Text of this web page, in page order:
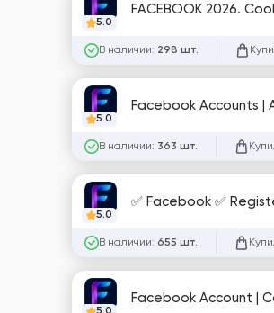
5.0
FACEBOOK 2026.
В наличии: 298 шт.
5.0
Facebook Accounts |
В наличии: 363 шт.
5.0
✅ Facebook ✅
В наличии: 655 шт.
Facebook Account |